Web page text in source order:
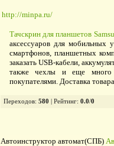
http://minpa.ru/
Тачскрин для планшетов
аксессуаров для мобильных
смартфонов, планшетных
заказать USB-кабели,
также чехлы и еще много
покупателями. Доставка товара
Переходов: 580 Рейтинг: 0.0/0
Автоинструктор автомат(СПБ)